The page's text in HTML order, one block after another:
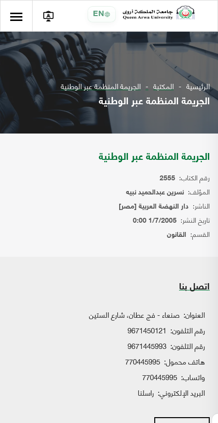
EN
الرئيسية المكتبة الجريمة المنظمة عبر الوطنية
الجريمة المنظمة عبر الوطنية
الجريمة المنظمة عبر الوطنية
رقم الكتاب: 2555
المؤلف: نسرين عبدالحميد نبيه
الناشر: دار النهضة العربية [مصر]
تاريخ النشر: 1/7/2005 0:00
القسم: القانون
اتصل بنا
العنوان: صنعاء - فج عطان، شارع الستين
رقم التلفون: 9671450121
رقم التلفون: 9671445993
هاتف محمول: 770445995
واتساب:
البريد الإلكتروني: راسلنا